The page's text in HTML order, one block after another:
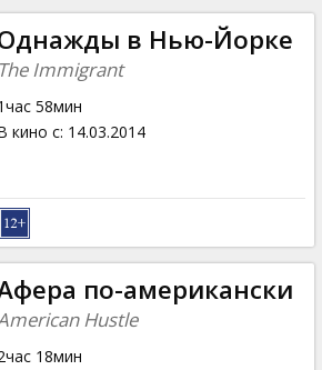
в Нью-Йорке
The Immigrant
58мин
кино с: 14.03.2014
по-американски
Hustle
18мин